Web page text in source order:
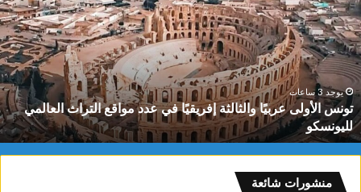
ن
س
ا
ل
أ
و
ل
ى
ع
ر
يوجد 3 ساعات
تونس الأولى عربيًا والثالثة إفريقيًا في عدد مواقع التراث العالمي
لليونسكو
منشورات شائعة